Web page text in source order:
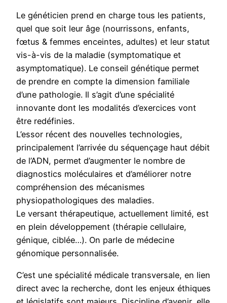
Le généticien prend en charge tous les patients,
quel que soit leur âge (nourrissons, enfants,
fœtus & femmes enceintes, adultes) et leur statut
vis-à-vis de la maladie (symptomatique et
asymptomatique). Le conseil génétique permet
de prendre en compte la dimension familiale
d’une pathologie. Il s’agit d’une spécialité
innovante dont les modalités d’exercices vont
être redéfinies.
L’essor récent des nouvelles technologies,
principalement l’arrivée du séquençage haut débit
de l’ADN, permet d’augmenter le nombre de
diagnostics moléculaires et d’améliorer notre
compréhension des mécanismes
physiopathologiques des maladies.
Le versant thérapeutique, actuellement limité, est
en plein développement (thérapie cellulaire,
génique, ciblée…). On parle de médecine
génomique personnalisée.
C’est une spécialité médicale transversale, en lien
direct avec la recherche, dont les enjeux éthiques